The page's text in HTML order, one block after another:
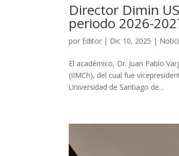
Director Dimin
periodo 2026-
por Editor | Dic 10, 2025 |
El académico, Dr. Juan Pablo
(IIMCh), del cual fue
Universidad de Santiago de...